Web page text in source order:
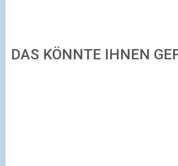
DAS KÖNNTE IHNEN